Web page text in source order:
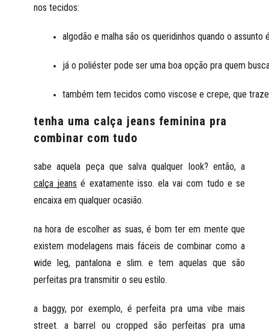
nos tecidos:
algodão e malha são os queridinhos quando o
já o poliéster pode ser uma boa opção pra quem
também tem tecidos como viscose e crepe, que
tenha uma calça jeans feminina pra
combinar com tudo
sabe aquela peça que salva qualquer look? então, a
calça jeans é exatamente isso. ela vai com tudo e se
encaixa em qualquer ocasião.
na hora de escolher as suas, é bom ter em mente que
existem modelagens mais fáceis de combinar como a
wide leg, pantalona e slim. e tem aquelas que são
perfeitas pra transmitir o seu estilo.
a baggy, por exemplo, é perfeita pra uma vibe mais
street. a barrel ou cropped são perfeitas pra uma